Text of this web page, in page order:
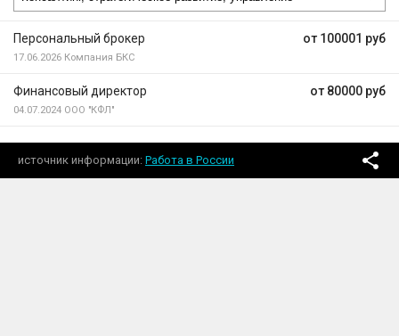
от 100001 руб
Персональный брокер
17.06.2026 Компания БКС
от 80000 руб
Финансовый директор
04.07.2024 ООО "КФЛ"
источник информации Работа в России